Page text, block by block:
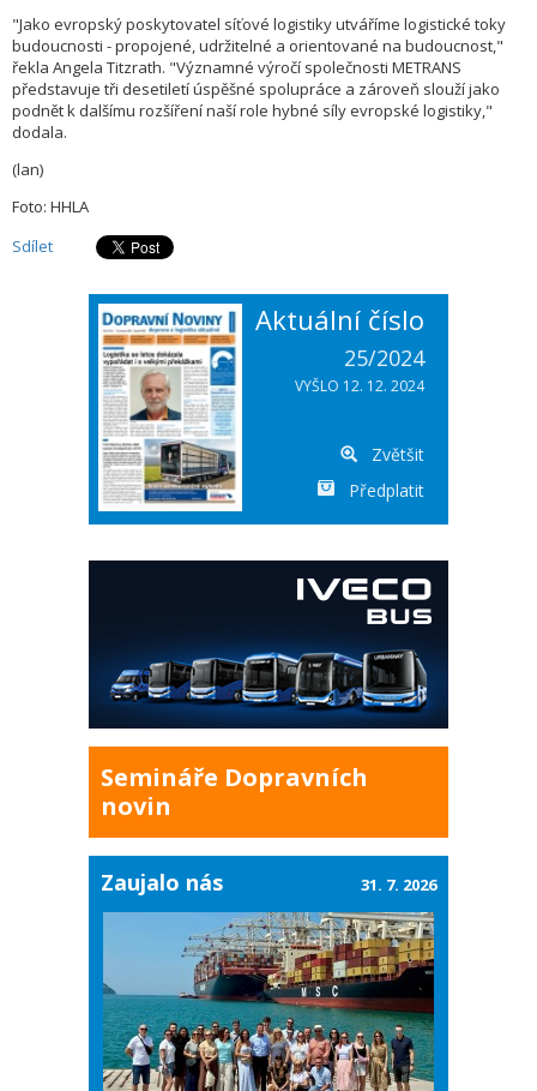
"Jako evropský poskytovatel síťové logistiky utváříme logistické toky
budoucnosti - propojené, udržitelné a orientované na budoucnost,"
řekla Angela Titzrath. "Významné výročí společnosti METRANS
představuje tři desetiletí úspěšné spolupráce a zároveň slouží jako
podnět k dalšímu rozšíření naší role hybné síly evropské logistiky,"
dodala.
(lan)
Foto: HHLA
Sdílet
Aktuální číslo
25/2024
VYŠLO 12. 12. 2024
Zvětšit
Předplatit
Semináře Dopravních
novin
Zaujalo nás 31. 7. 2026